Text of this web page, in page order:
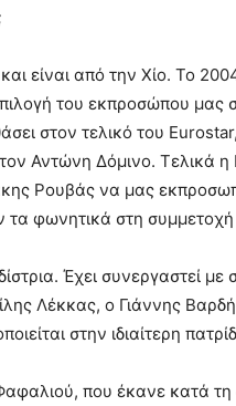
είναι από την Χίο. Το
του εκπροσώπου μας
στον τελικό του
Αντώνη Δόμινο. Τελικά η
Ρουβάς να μας
τα φωνητικά στη
Έχει συνεργαστεί
Λέκκας, ο Γιάννης
στην ιδιαίτερη
που έκανε κατά τη